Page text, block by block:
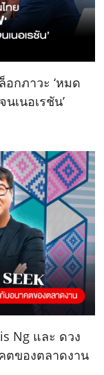
กภาวะ ‘หมด
เนอเรชัน’
Ng และ ดวง
ตของตลาดงาน